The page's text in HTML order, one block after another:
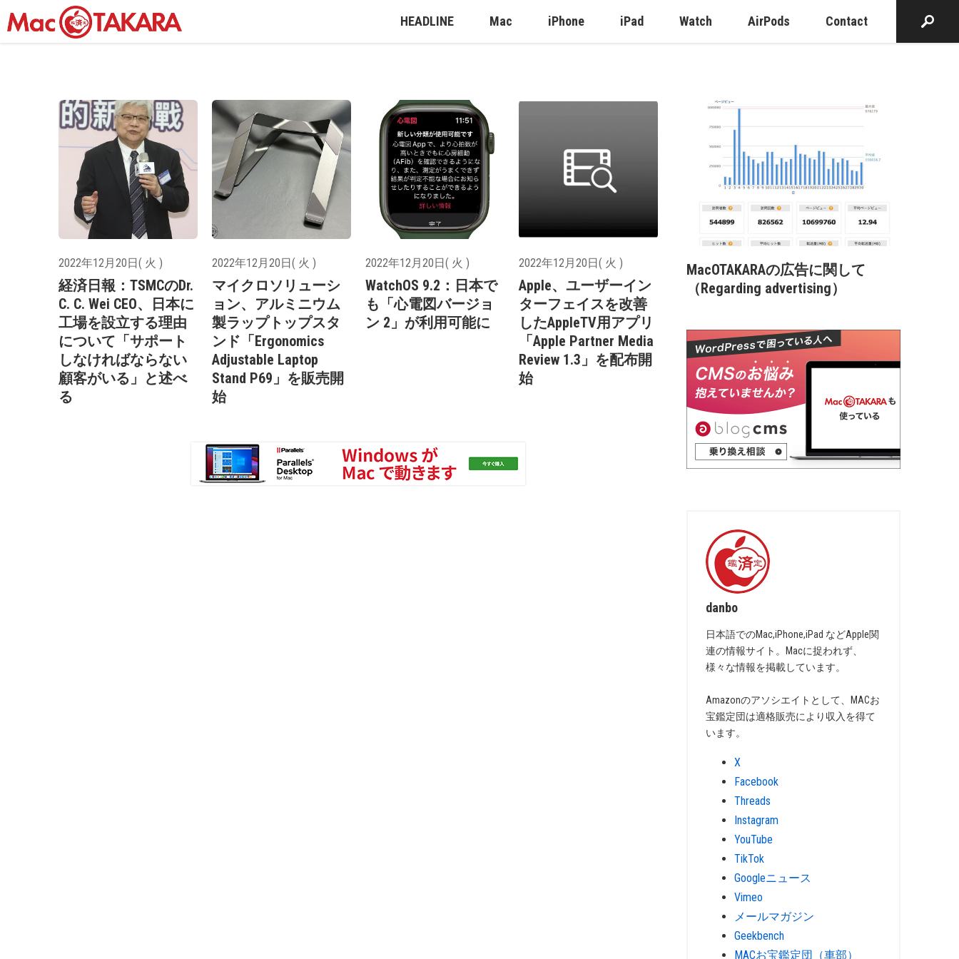
HEADLINE Mac iPhone iPad Watch AirPods Contact
2022年12月20日( 火 )
経済日報：TSMCのDr.
C. C. Wei CEO、日本に
工場を設立する理由
について「サポート
しなければならない
顧客がいる」と述べ
る
2022年12月20日( 火 )
マイクロソリューシ
ョン、アルミニウム
製ラップトップスタ
ンド「Ergonomics
Adjustable Laptop
Stand P69」を販売開
始
2022年12月20日( 火 )
WatchOS 9.2：日本で
も「心電図バージョ
ン 2」が利用可能に
2022年12月20日( 火 )
Apple、ユーザーイン
ターフェイスを改善
したAppleTV用アプリ
「Apple Partner Media
Review 1.3」を配布開
始
MacOTAKARAの広告に関して
（Regarding advertising）
danbo
日本語でのMac,iPhone,iPad などApple関
連の情報サイト。Macに捉われず、
様々な情報を掲載しています。
Amazonのアソシエイトとして、MACお
宝鑑定団は適格販売により収入を得て
います。
X
Facebook
Threads
Instagram
YouTube
TikTok
Googleニュース
Vimeo
メールマガジン
Geekbench
MACお宝鑑定団（車部）